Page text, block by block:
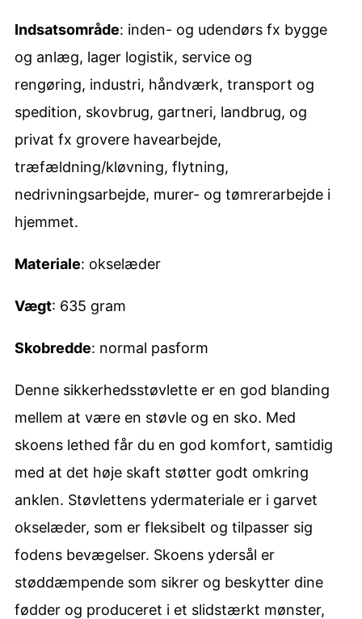
e
a
n
t
a
l
Indsatsområde: inden- og udendørs fx bygge
og anlæg, lager logistik, service og
rengøring, industri, håndværk, transport og
spedition, skovbrug, gartneri, landbrug, og
privat fx grovere havearbejde,
træfældning/kløvning, flytning,
nedrivningsarbejde, murer- og tømrerarbejde i
hjemmet.
Materiale: okselæder
Vægt: 635 gram
Skobredde: normal pasform
Denne sikkerhedsstøvlette er en god blanding
mellem at være en støvle og en sko. Med
skoens lethed får du en god komfort, samtidig
med at det høje skaft støtter godt omkring
anklen. Støvlettens ydermateriale er i garvet
okselæder, som er fleksibelt og tilpasser sig
fodens bevægelser. Skoens ydersål er
støddæmpende som sikrer og beskytter dine
fødder og produceret i et slidstærkt mønster,